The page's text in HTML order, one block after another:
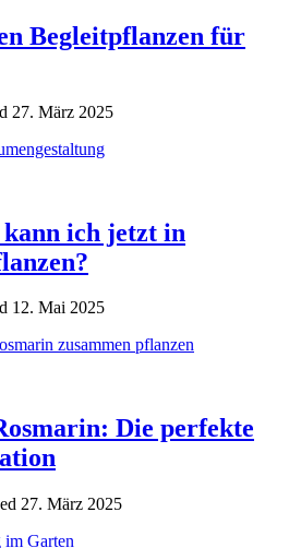
Begleitpflanzen für
27. März 2025
ich jetzt in
12. Mai 2025
Die perfekte
27. März 2025